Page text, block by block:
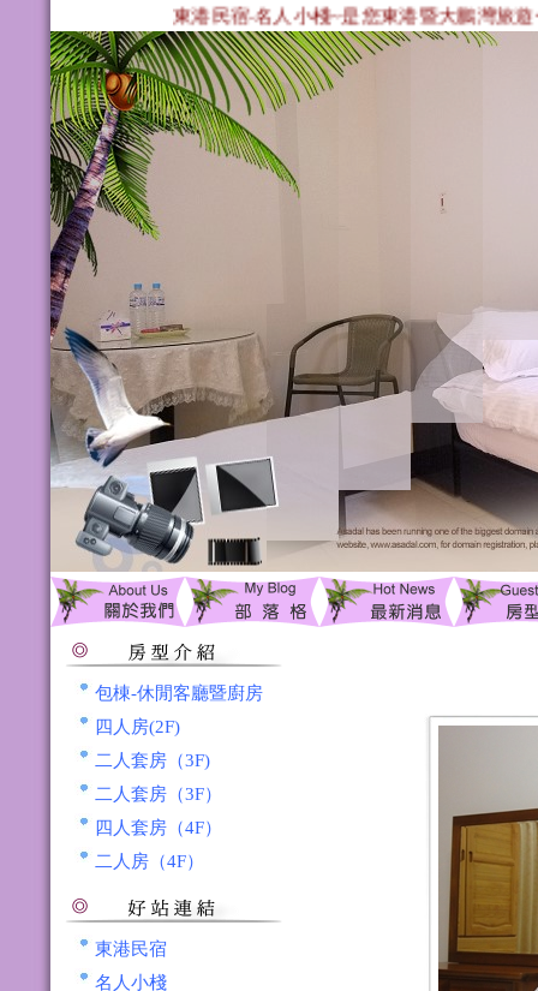
東港民宿‧名人小棧~是您東港暨大鵬灣旅遊住
包棟-休閒客廳暨廚房
四人房(2F)
二人套房（3F)
二人套房（3F）
四人套房（4F）
二人房（4F）
東港民宿
名人小棧